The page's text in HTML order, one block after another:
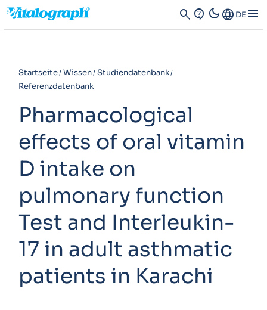
search contact_support dark_modeLanguage DE menu
Startseite Wissen Studiendatenbank
Referenzdatenbank
Pharmacological
effects of oral vitamin
D intake on
pulmonary function
Test and Interleukin-
17 in adult asthmatic
patients in Karachi